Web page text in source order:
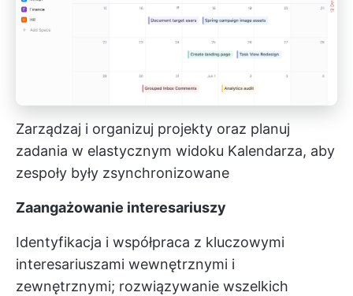
Zarządzaj i organizuj projekty oraz planuj
zadania w elastycznym widoku Kalendarza, aby
zespoły były zsynchronizowane
Zaangażowanie interesariuszy
Identyfikacja i współpraca z kluczowymi
interesariuszami wewnętrznymi i
zewnętrznymi; rozwiązywanie wszelkich